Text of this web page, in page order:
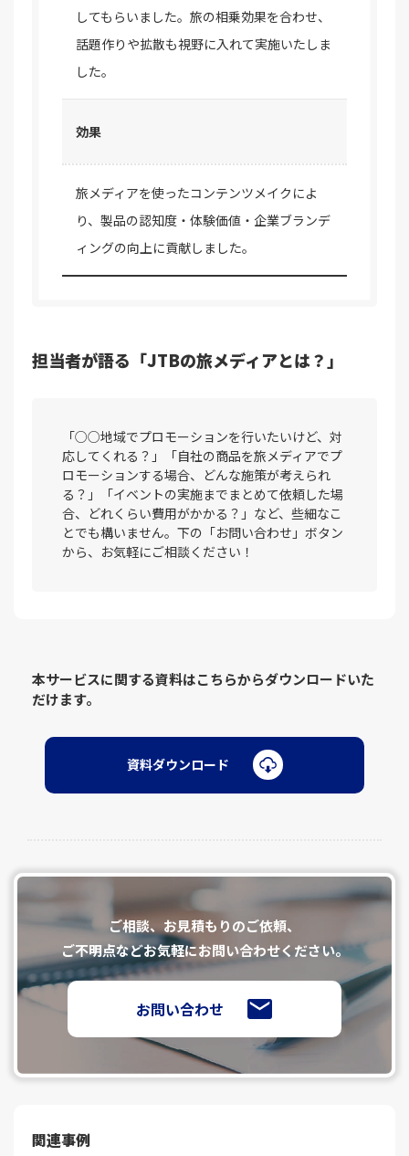
してもらいました。旅の相乗効果を合わせ、
話題作りや拡散も視野に入れて実施いたしま
した。
効果
旅メディアを使ったコンテンツメイクによ
り、製品の認知度・体験価値・企業ブランデ
ィングの向上に貢献しました。
担当者が語る「JTBの旅メディアとは？」
「○○地域でプロモーションを行いたいけど、対
応してくれる？」「自社の商品を旅メディアでプ
ロモーションする場合、どんな施策が考えられ
る？」「イベントの実施までまとめて依頼した場
合、どれくらい費用がかかる？」など、些細なこ
とでも構いません。下の「お問い合わせ」ボタン
から、お気軽にご相談ください！
本サービスに関する資料はこちらからダウンロードいた
だけます。
資料ダウンロード
ご相談、お⾒積もりのご依頼、
ご不明点などお気軽にお問い合わせください。
お問い合わせ
関連事例